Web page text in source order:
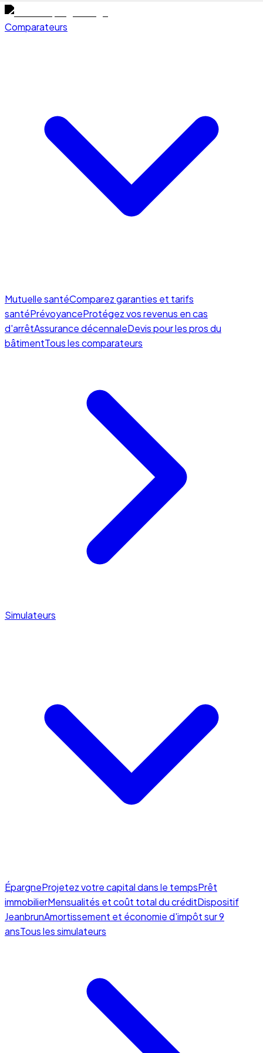
Comparateurs
Mutuelle santéComparez garanties et tarifs
santéPrévoyanceProtégez vos revenus en cas
d'arrêtAssurance décennaleDevis pour les pros du
bâtimentTous les comparateurs
Simulateurs
ÉpargneProjetez votre capital dans le tempsPrêt
immobilierMensualités et coût total du créditDispositif
JeanbrunAmortissement et économie d'impôt sur 9
ansTous les simulateurs